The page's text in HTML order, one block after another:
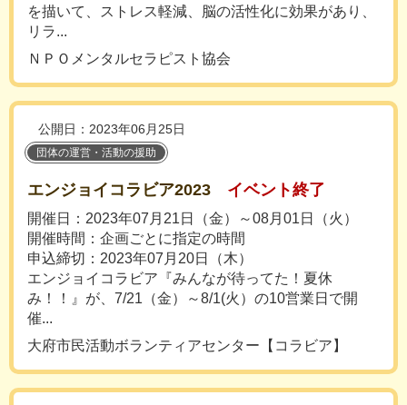
を描いて、ストレス軽減、脳の活性化に効果があり、
リラ...
ＮＰＯメンタルセラピスト協会
公開日：2023年06月25日
団体の運営・活動の援助
エンジョイコラビア2023 イベント終了
開催日：2023年07月21日（金）～08月01日（火）
開催時間：企画ごとに指定の時間
申込締切：2023年07月20日（木）
エンジョイコラビア『みんなが待ってた！夏休
み！！』が、7/21（金）～8/1(火）の10営業日で開
催...
大府市民活動ボランティアセンター【コラビア】